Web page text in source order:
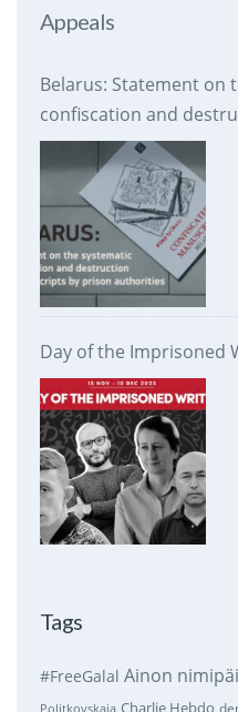
Appeals
Belarus: Statement on
confiscation and
prison authorities
Day of the Imprisoned
Tags
#FreeGalal Ainon
Politkovskaja Charlie Hebdo